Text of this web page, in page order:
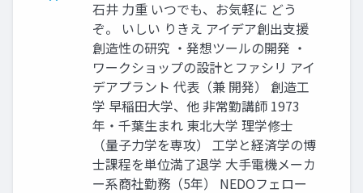
石井 力重 いつでも、お気軽に どう
ぞ。 いしい りきえ アイデア創出支援
創造性の研究 ・発想ツールの開発 ・
ワークショップの設計とファシリ アイ
デアプラント 代表（兼 開発） 創造工
学 早稲田大学、他 非常勤講師 1973
年・千葉生まれ 東北大学 理学修士
（量子力学を専攻） 工学と経済学の博
士課程を単位満了退学 大手電機メーカ
ー系商社勤務（5年） NEDOフェロー